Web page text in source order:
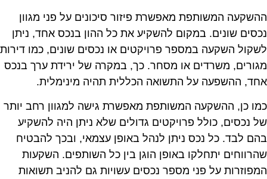
המשותפת מאפשרת פיזור סיכונים על פני מגוון
שונים. במקום להשקיע את כל ההון בנכס אחד, ניתן
השקעה במספר פרויקטים או נכסים שונים, כמו דירות
משרדים או מסחר. כך, במקרה של ירידת ערך בנכס
ההשפעה על התשואה הכללית תהיה מינימלית.
כן, ההשקעה המשותפת מאפשרת גישה למגוון רחב יותר
נכסים, כולל פרויקטים גדולים שלא ניתן היה להשקיע
לבד. כל נכס ניתן לנהל באופן עצמאי, ובכך להבטיח
יתחלקו באופן הוגן בין כל השותפים. השקעות
על פני מספר נכסים עשויות גם להניב תשואות